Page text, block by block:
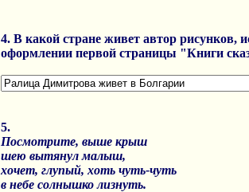
4. В какой стране живет автор рисунков,
оформлении первой страницы "Книги
5.
Посмотрите, выше крыш
шею вытянул малыш,
хочет, глупый, хоть чуть-чуть
в небе солнышко лизнуть.